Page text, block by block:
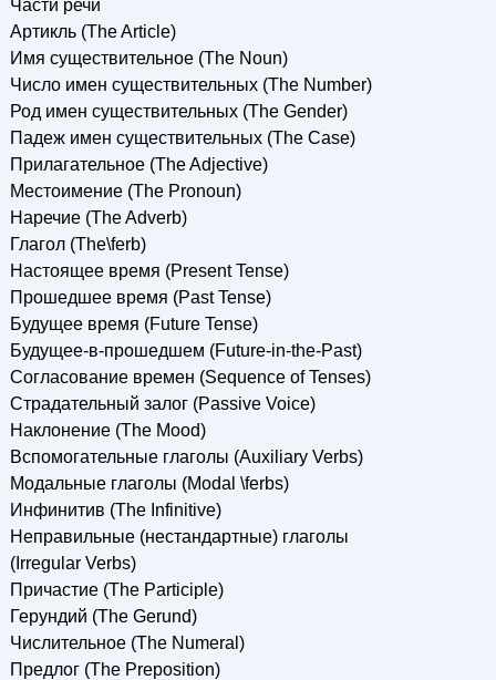
Части речи
Артикль (The Article)
Имя существительное (The Noun)
Число имен существительных (The Number)
Род имен существительных (The Gender)
Падеж имен существительных (The Case)
Прилагательное (The Adjective)
Местоимение (The Pronoun)
Наречие (The Adverb)
Глагол (The\ferb)
Настоящее время (Present Tense)
Прошедшее время (Past Tense)
Будущее время (Future Tense)
Будущее-в-прошедшем (Future-in-the-Past)
Согласование времен (Sequence of Tenses)
Страдательный залог (Passive Voice)
Наклонение (The Mood)
Вспомогательные глаголы (Auxiliary Verbs)
Модальные глаголы (Modal \ferbs)
Инфинитив (The Infinitive)
Неправильные (нестандартные) глаголы
(Irregular Verbs)
Причастие (The Participle)
Герундий (The Gerund)
Числительное (The Numeral)
Предлог (The Preposition)